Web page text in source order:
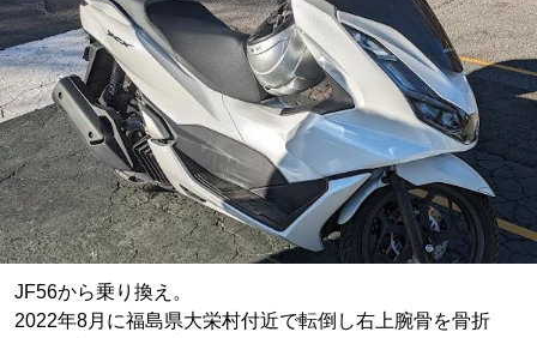
JF56から乗り換え。
2022年8月に福島県大栄村付近で転倒し右上腕骨を骨折